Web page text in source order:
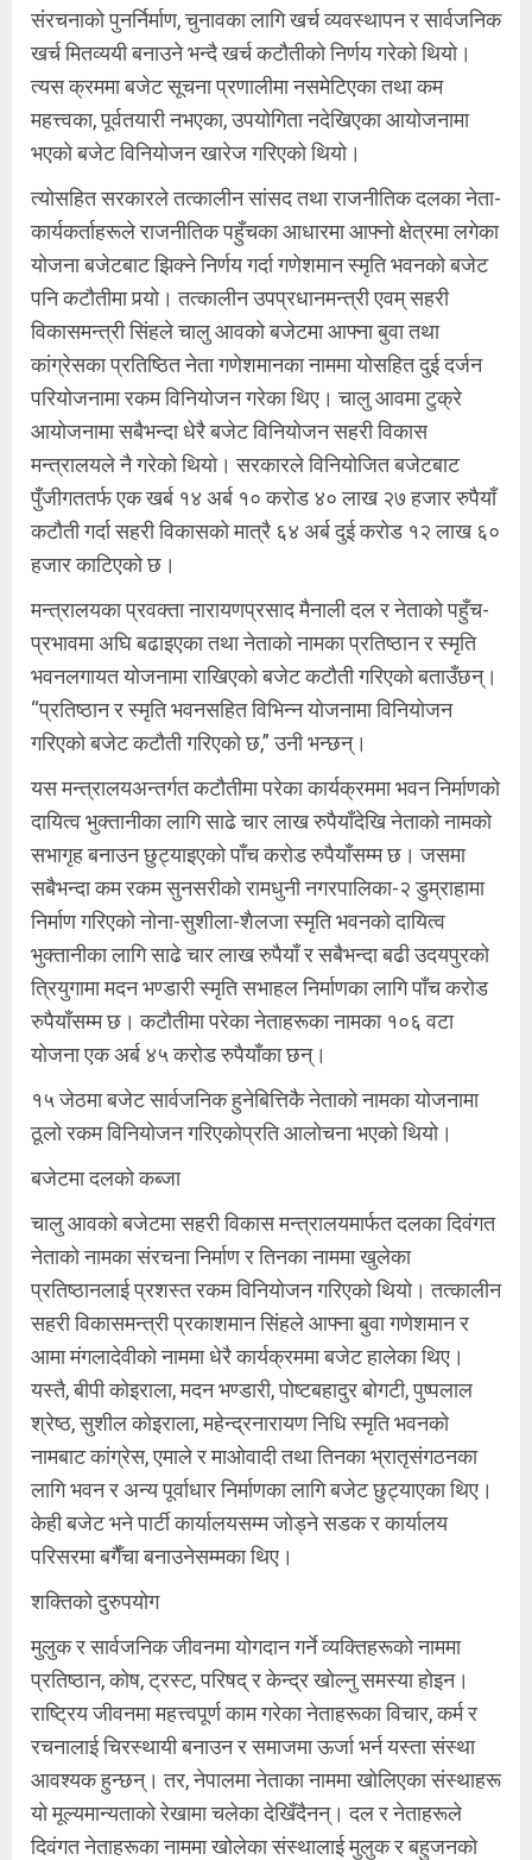
संरचनाको पुनर्निर्माण, चुनावका लागि खर्च व्यवस्थापन र सार्वजनिक
खर्च मितव्ययी बनाउने भन्दै खर्च कटौतीको निर्णय गरेको थियो।
त्यस क्रममा बजेट सूचना प्रणालीमा नसमेटिएका तथा कम
महत्त्वका, पूर्वतयारी नभएका, उपयोगिता नदेखिएका आयोजनामा
भएको बजेट विनियोजन खारेज गरिएको थियो।
त्योसहित सरकारले तत्कालीन सांसद तथा राजनीतिक दलका नेता-
कार्यकर्ताहरूले राजनीतिक पहुँचका आधारमा आफ्नो क्षेत्रमा लगेका
योजना बजेटबाट झिक्ने निर्णय गर्दा गणेशमान स्मृति भवनको बजेट
पनि कटौतीमा पर्‍यो। तत्कालीन उपप्रधानमन्त्री एवम् सहरी
विकासमन्त्री सिंहले चालु आवको बजेटमा आफ्ना बुवा तथा
कांग्रेसका प्रतिष्ठित नेता गणेशमानका नाममा योसहित दुई दर्जन
परियोजनामा रकम विनियोजन गरेका थिए। चालु आवमा टुक्रे
आयोजनामा सबैभन्दा धेरै बजेट विनियोजन सहरी विकास
मन्त्रालयले नै गरेको थियो। सरकारले विनियोजित बजेटबाट
पुँजीगततर्फ एक खर्ब १४ अर्ब १० करोड ४० लाख २७ हजार रुपैयाँ
कटौती गर्दा सहरी विकासको मात्रै ६४ अर्ब दुई करोड १२ लाख ६०
हजार काटिएको छ।
मन्त्रालयका प्रवक्ता नारायणप्रसाद मैनाली दल र नेताको पहुँच-
प्रभावमा अघि बढाइएका तथा नेताको नामका प्रतिष्ठान र स्मृति
भवनलगायत योजनामा राखिएको बजेट कटौती गरिएको बताउँछन्।
“प्रतिष्ठान र स्मृति भवनसहित विभिन्न योजनामा विनियोजन
गरिएको बजेट कटौती गरिएको छ,” उनी भन्छन्।
यस मन्त्रालयअन्तर्गत कटौतीमा परेका कार्यक्रममा भवन निर्माणको
दायित्व भुक्तानीका लागि साढे चार लाख रुपैयाँदेखि नेताको नामको
सभागृह बनाउन छुट्याइएको पाँच करोड रुपैयाँसम्म छ। जसमा
सबैभन्दा कम रकम सुनसरीको रामधुनी नगरपालिका-२ डुम्राहामा
निर्माण गरिएको नोना-सुशीला-शैलजा स्मृति भवनको दायित्व
भुक्तानीका लागि साढे चार लाख रुपैयाँ र सबैभन्दा बढी उदयपुरको
त्रियुगामा मदन भण्डारी स्मृति सभाहल निर्माणका लागि पाँच करोड
रुपैयाँसम्म छ। कटौतीमा परेका नेताहरूका नामका १०६ वटा
योजना एक अर्ब ४५ करोड रुपैयाँका छन्।
१५ जेठमा बजेट सार्वजनिक हुनेबित्तिकै नेताको नामका योजनामा
ठूलो रकम विनियोजन गरिएकोप्रति आलोचना भएको थियो।
बजेटमा दलको कब्जा
चालु आवको बजेटमा सहरी विकास मन्त्रालयमार्फत दलका दिवंगत
नेताको नामका संरचना निर्माण र तिनका नाममा खुलेका
प्रतिष्ठानलाई प्रशस्त रकम विनियोजन गरिएको थियो। तत्कालीन
सहरी विकासमन्त्री प्रकाशमान सिंहले आफ्ना बुवा गणेशमान र
आमा मंगलादेवीको नाममा धेरै कार्यक्रममा बजेट हालेका थिए।
यस्तै, बीपी कोइराला, मदन भण्डारी, पोष्टबहादुर बोगटी, पुष्पलाल
श्रेष्ठ, सुशील कोइराला, महेन्द्रनारायण निधि स्मृति भवनको
नामबाट कांग्रेस, एमाले र माओवादी तथा तिनका भ्रातृसंगठनका
लागि भवन र अन्य पूर्वाधार निर्माणका लागि बजेट छुट्याएका थिए।
केही बजेट भने पार्टी कार्यालयसम्म जोड्ने सडक र कार्यालय
परिसरमा बगैँचा बनाउनेसम्मका थिए।
शक्तिको दुरुपयोग
मुलुक र सार्वजनिक जीवनमा योगदान गर्ने व्यक्तिहरूको नाममा
प्रतिष्ठान, कोष, ट्रस्ट, परिषद् र केन्द्र खोल्नु समस्या होइन।
राष्ट्रिय जीवनमा महत्त्वपूर्ण काम गरेका नेताहरूका विचार, कर्म र
रचनालाई चिरस्थायी बनाउन र समाजमा ऊर्जा भर्न यस्ता संस्था
आवश्यक हुन्छन्। तर, नेपालमा नेताका नाममा खोलिएका संस्थाहरू
यो मूल्यमान्यताको रेखामा चलेका देखिँदैनन्। दल र नेताहरूले
दिवंगत नेताहरूका नाममा खोलेका संस्थालाई मुलुक र बहुजनको